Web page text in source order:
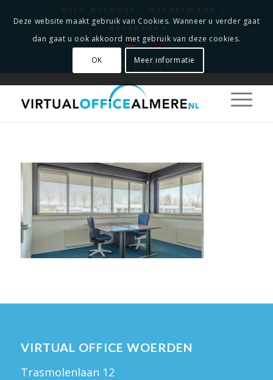
Mijn account
Winkelmand
Afrekenen
0348-214010
VIRTUAL OFFICE WOERDEN
Trasmolenlaan 12
Deze website maakt gebruik van Cookies. Wanneer u verder gaat
dan gaat u ook akkoord met gebruik van deze cookies.
OK Meer informatie